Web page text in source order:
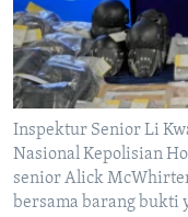
Inspektur Senior Li
Nasional Kepolisian
senior Alick McWhirter
bersama barang bukti